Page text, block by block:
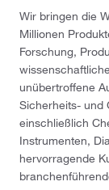
Wir bringen die
Millionen
Forschung,
unübertroffene
Sicherheits- und
einschließlich
Instrumenten,
hervorragende